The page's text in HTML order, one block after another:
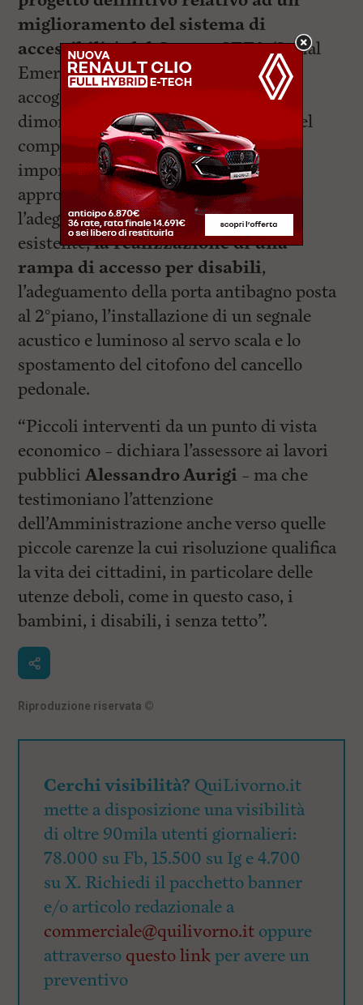
miglioramento del sistema di
accessibilità del Centro SEFA(Social
Emergency First Aid), centro di
accoglienza notturna per i senza fissa
dimora ubicato in via G.M Terreni (nel
complesso della Gherardesca). Per un
importo di 12 mila euro sono stati
approvati interventi che prevedono
l’adeguamento dell’accesso pedonale
esistente,la realizzazione di una
rampa di accesso per disabili,
l’adeguamento della porta antibagno posta
al 2°piano, l’installazione di un segnale
acustico e luminoso al servo scala e lo
spostamento del citofono del cancello
pedonale.
“Piccoli interventi da un punto di vista
economico – dichiara l’assessore ai lavori
pubbliciAlessandro Aurigi – ma che
testimoniano l’attenzione
dell’Amministrazione anche verso quelle
piccole carenze la cui risoluzione qualifica
la vita dei cittadini, in particolare delle
utenze deboli, come in questo caso, i
bambini, i disabili, i senza tetto”.
Riproduzione riservata ©
Cerchi visibilità? QuiLivorno.it
mette a disposizione una visibilità
di oltre 90mila utenti giornalieri:
78.000 su Fb, 15.500 su Ig e 4.700
su X. Richiedi il pacchetto banner
e/o articolo redazionale a
commerciale@quilivorno.it oppure
attraverso questo linkper avere un
preventivo